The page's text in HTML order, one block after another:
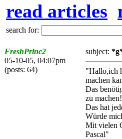
read articles
search for:
FreshPrinc2
05-10-05, 04:07pm
(posts: 64)
subject:
"Hallo,ich
machen
Das
zu machen!
Das hat
Würde
Mit vielen
Pascal"